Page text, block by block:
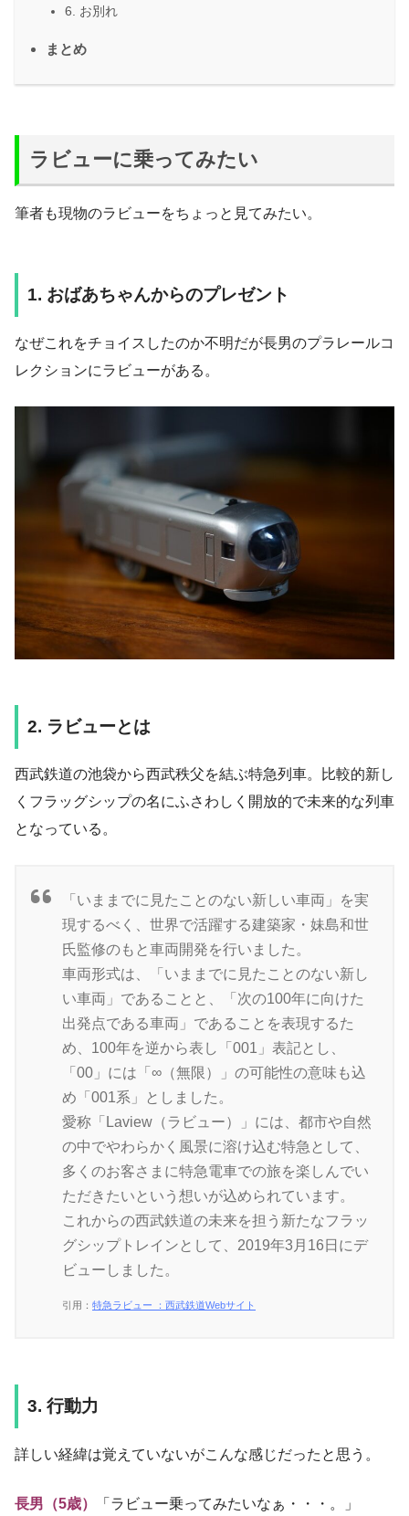
6. お別れ
まとめ
ラビューに乗ってみたい
筆者も現物のラビューをちょっと見てみたい。
1. おばあちゃんからのプレゼント
なぜこれをチョイスしたのか不明だが長男のプラレールコ
レクションにラビューがある。
2. ラビューとは
西武鉄道の池袋から西武秩父を結ぶ特急列車。比較的新し
くフラッグシップの名にふさわしく開放的で未来的な列車
となっている。
「いままでに見たことのない新しい車両」を実
現するべく、世界で活躍する建築家・妹島和世
氏監修のもと車両開発を行いました。
車両形式は、「いままでに見たことのない新し
い車両」であることと、「次の100年に向けた
出発点である車両」であることを表現するた
め、100年を逆から表し「001」表記とし、
「00」には「∞（無限）」の可能性の意味も込
め「001系」としました。
愛称「Laview（ラビュー）」には、都市や自然
の中でやわらかく風景に溶け込む特急として、
多くのお客さまに特急電車での旅を楽しんでい
ただきたいという想いが込められています。
これからの西武鉄道の未来を担う新たなフラッ
グシップトレインとして、2019年3月16日にデ
ビューしました。
引用： 特急ラビュー ：西武鉄道Webサイト
3. 行動力
詳しい経緯は覚えていないがこんな感じだったと思う。
長男（5歳） 「ラビュー乗ってみたいなぁ・・・。」